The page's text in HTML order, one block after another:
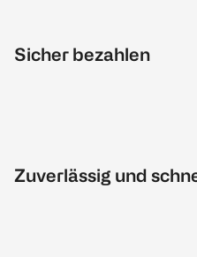
Sicher bezahlen
Zuverlässig und